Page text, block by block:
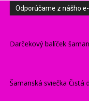
Odporúčame z nášho
Darčekový balíček
Šamanská sviečka Čistá